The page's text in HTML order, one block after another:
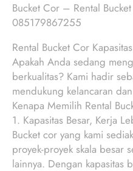
Bucket Cor – Rental
085179867255
Rental Bucket Cor
Apakah Anda sedang
berkualitas? Kami hadir
mendukung kelancaran
Kenapa Memilih Rental
1. Kapasitas Besar, Kerja
Bucket cor yang kami
proyek-proyek skala
lainnya. Dengan